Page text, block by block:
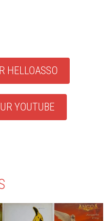
HELLOASSO
YOUTUBE